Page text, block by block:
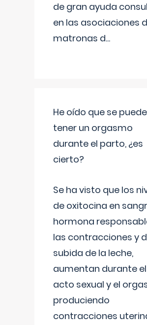
de gran ayuda
en las asociaciones
matronas d...
He oído que se puede
tener un orgasmo
durante el parto, ¿es
cierto?
Se ha visto que los
de oxitocina en
hormona
las contracciones y
subida de la leche,
aumentan durante el
acto sexual y el
produciendo
contracciones